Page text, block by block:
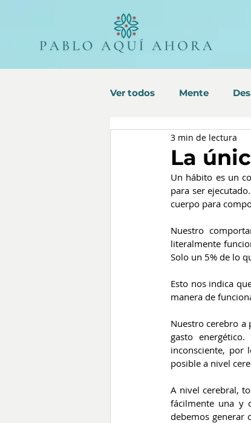
Ver todos Mente
La
3 min de lectura
Un hábito es un
para ser
cuerpo para
Nuestro
literalmente
Solo un 5% de lo
Esto nos indica
manera de
Nuestro cerebro a
gasto
inconsciente, por
posible a nivel
A nivel cerebral,
fácilmente una y
debemos generar